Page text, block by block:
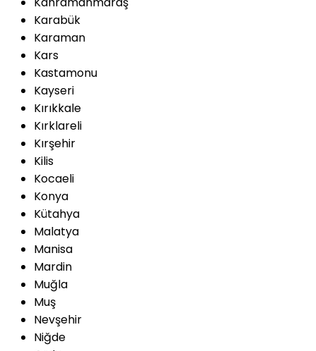
Karabük
Karaman
Kars
Kastamonu
Kayseri
Kırıkkale
Kırklareli
Kırşehir
Kilis
Kocaeli
Konya
Kütahya
Malatya
Manisa
Mardin
Muğla
Muş
Nevşehir
Niğde